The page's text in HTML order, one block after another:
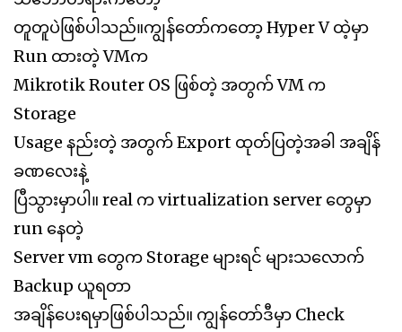
တူတူပဲဖြစ်ပါသည်။ကျွန်တော်ကတော့ Hyper V ထဲ့မှာ
Run ထားတဲ့ VMက
Mikrotik Router OS ဖြစ်တဲ့ အတွက် VM က
Storage
Usage နည်းတဲ့ အတွက် Export ထုတ်ပြတဲ့အခါ အချိန်
ခဏလေးနဲ့
ပြီသွားမှာပါ။ real က virtualization server တွေမှာ
run နေတဲ့
Server vm တွေက Storage များရင် များသလောက်
Backup ယူရတာ
အချိန်ပေးရမှာဖြစ်ပါသည်။ ကျွန်တော်ဒီမှာ Check